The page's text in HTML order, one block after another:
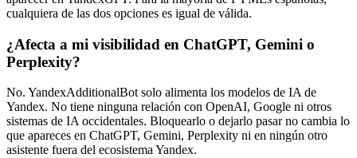
cualquiera de las dos opciones es igual de válida.
¿Afecta a mi visibilidad en ChatGPT, Gemini o
Perplexity?
No. YandexAdditionalBot solo alimenta los modelos de IA de
Yandex. No tiene ninguna relación con OpenAI, Google ni otros
sistemas de IA occidentales. Bloquearlo o dejarlo pasar no cambia lo
que apareces en ChatGPT, Gemini, Perplexity ni en ningún otro
asistente fuera del ecosistema Yandex.